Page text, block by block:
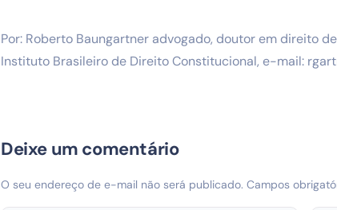
Por: Roberto Baungartner advogado, doutor em direito
Instituto Brasileiro de Direito Constitucional, e-mail:
Deixe um comentário
O seu endereço de e-mail não será publicado. Campos